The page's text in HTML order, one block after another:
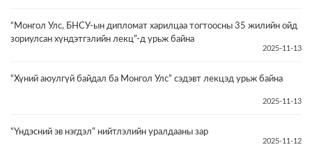
“Монгол Улс, БНСУ-ын дипломат харилцаа тогтоосны 35 жилийн ойд
зориулсан хүндэтгэлийн лекц”-д урьж байна
2025-11-13
“Хүний аюулгүй байдал ба Монгол Улс” сэдэвт лекцэд урьж байна
2025-11-13
“Үндэсний эв нэгдэл” нийтлэлийн уралдааны зар
2025-11-12